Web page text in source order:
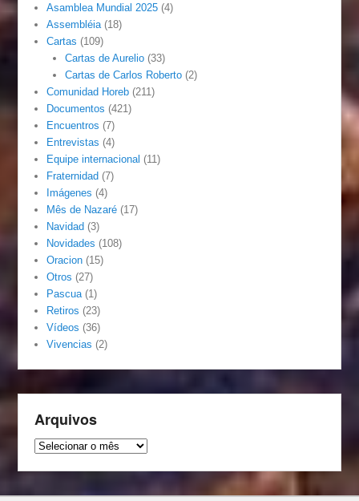
Asamblea Mundial 2025 (4)
Assembléia (18)
Cartas (109)
Cartas de Aurelio(33)
Cartas de Carlos Roberto(2)
Comunidad Horeb (211)
Documentos (421)
Encuentros (7)
Entrevistas (4)
Equipe internacional (11)
Fraternidad (7)
Imágenes (4)
Mês de Nazaré (17)
Navidad (3)
Novidades (108)
Oracion (15)
Otros (27)
Pascua (1)
Retiros (23)
Vídeos (36)
Vivencias (2)
Arquivos
Arquivos